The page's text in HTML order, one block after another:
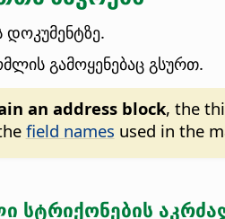
დოკუმენტზე.
გამოყენებაც გსურთ.
an address block, the
field names used in the
სტრიქონების